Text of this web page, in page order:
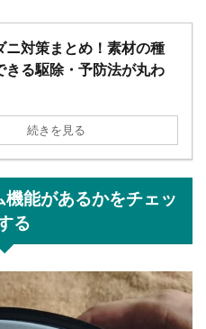
ニ対策まとめ！素材の種
きる駆除・予防法が丸わ
続きを見る
能があるかをチェッ
る